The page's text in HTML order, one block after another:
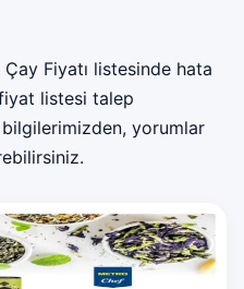
Çay Fiyatı listesinde hata
listesi talep
yorumlar